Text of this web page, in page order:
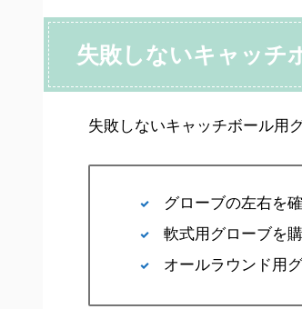
失敗しないキャッチ
失敗しないキャッチボール用
グローブの左右を
軟式用グローブを
オールラウンド用